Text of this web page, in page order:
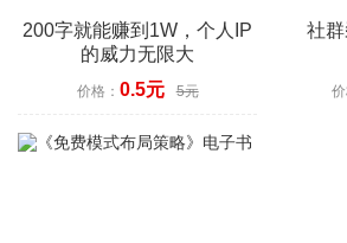
200字就能赚到1W，个人IP
的威力无限大
价格： 0.5元 5元
社
价